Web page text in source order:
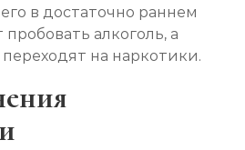
в достаточно раннем
алкоголь, а
на наркотики.